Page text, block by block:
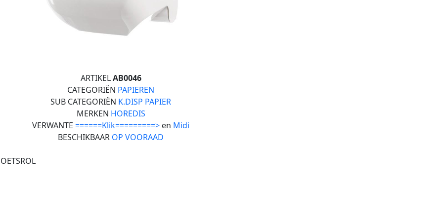
ARTIKELAB0046
CATEGORIËN PAPIEREN
SUB CATEGORIËN K.DISP PAPIER
MERKEN HOREDIS
VERWANTE ======Klik=========> en Midi
BESCHIKBAAR OP VOORAAD